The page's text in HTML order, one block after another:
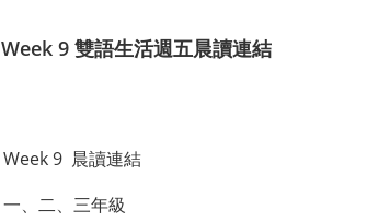
Week 9 雙語生活週五晨讀連結
Week 9 晨讀連結
一、二、三年級